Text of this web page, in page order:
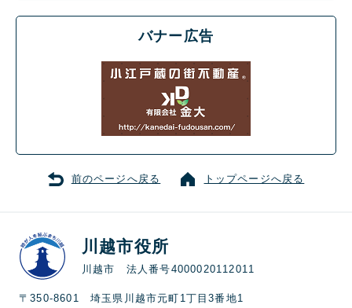
バナー広告
前のページへ戻る トップページへ戻る
川越市役所
川越市 法人番号4000020112011
〒350-8601 埼玉県川越市元町1丁目3番地1